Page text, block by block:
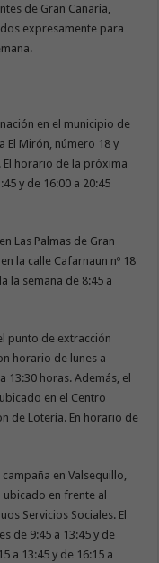
de Gran Canaria,
expresamente para
en el municipio de
El Mirón, número 18 y
horario de la próxima
y de 16:00 a 20:45
Las Palmas de Gran
la calle Cafarnaun nº 18
la semana de 8:45 a
punto de extracción
horario de lunes a
13:30 horas. Además, el
en el Centro
de Lotería. En horario de
en Valsequillo,
en frente al
Servicios Sociales. El
de 9:45 a 13:45 y de
a 13:45 y de 16:15 a